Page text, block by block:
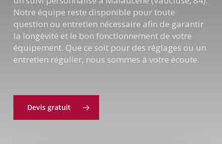
Notre équipe reste disponible pour toute
question ou entretien nécessaire afin de garantir
la longévité et le bon fonctionnement de votre
équipement. Que ce soit pour des réglages ou un
entretien régulier, nous sommes à votre écoute.
Devis gratuit